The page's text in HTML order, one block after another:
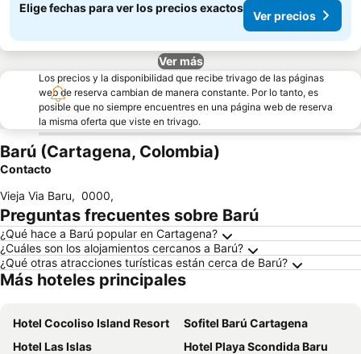
Elige fechas para ver los precios exactos
Ver precios
Ver más
Los precios y la disponibilidad que recibe trivago de las páginas
web de reserva cambian de manera constante. Por lo tanto, es
posible que no siempre encuentres en una página web de reserva
la misma oferta que viste en trivago.
Barú (Cartagena, Colombia)
Contacto
Vieja Via Baru, 0000,
Preguntas frecuentes sobre Barú
¿Qué hace a Barú popular en Cartagena?
¿Cuáles son los alojamientos cercanos a Barú?
¿Qué otras atracciones turísticas están cerca de Barú?
Más hoteles principales
Hotel Cocoliso Island Resort
Sofitel Barú Cartagena
Hotel Las Islas
Hotel Playa Scondida Baru